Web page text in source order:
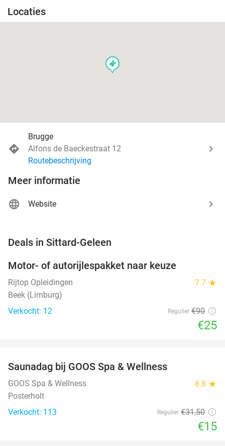
Locaties
events
Brugge
Alfons de Baeckestraat 12
Routebeschrijving
Meer informatie
Website
Deals in Sittard-Geleen
Motor- of autorijlespakket naar keuze
Rijtop Opleidingen 7.7 star
Beek (Limburg)
Verkocht: 12
Regulier €90
€25
TODAY
Saunadag bij GOOS Spa & Wellness
GOOS Spa & Wellness 8.8 star
Posterholt
Verkocht: 113
Regulier €31,50
€15